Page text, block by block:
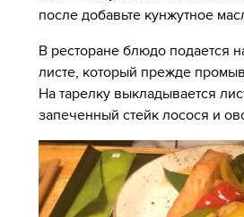
после добавьте кунжутное
В ресторане блюдо подается
листе, который прежде
На тарелку выкладывается
запеченный стейк лосося и